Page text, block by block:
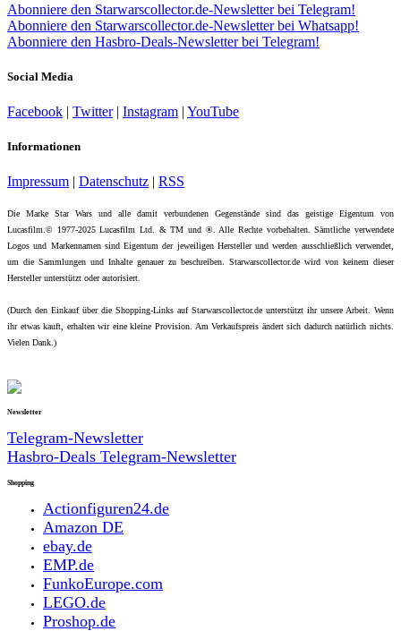
Abonniere den Starwarscollector.de-Newsletter bei Telegram!
Abonniere den Starwarscollector.de-Newsletter bei Whatsapp!
Abonniere den Hasbro-Deals-Newsletter bei Telegram!
Social Media
Facebook | Twitter| Instagram | YouTube
Informationen
Impressum | Datenschutz | RSS
Die Marke Star Wars und alle damit verbundenen Gegenstände sind das geistige Eigentum von
Lucasfilm.© 1977-2025 Lucasfilm Ltd. & TM und ®. Alle Rechte vorbehalten. Sämtliche verwendete
Logos und Markennamen sind Eigentum der jeweiligen Hersteller und werden ausschließlich verwendet,
um die Sammlungen und Inhalte genauer zu beschreiben. Starwarscollector.de wird von keinem dieser
Hersteller unterstützt oder autorisiert.
(Durch den Einkauf über die Shopping-Links auf Starwarscollector.de unterstützt ihr unsere Arbeit. Wenn
ihr etwas kauft, erhalten wir eine kleine Provision. Am Verkaufspreis ändert sich dadurch natürlich nichts.
Vielen Dank.)
Newsletter
Telegram-Newsletter
Hasbro-Deals Telegram-Newsletter
Shopping
Actionfiguren24.de
Amazon DE
ebay.de
EMP.de
FunkoEurope.com
LEGO.de
Proshop.de